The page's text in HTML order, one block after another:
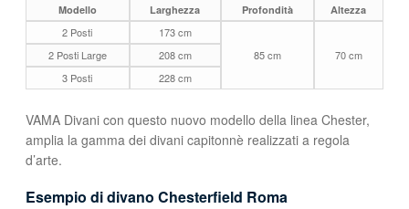
Modello Larghezza Profondità Altezza
2 Posti
173 cm
85 cm
70 cm
2 Posti Large
208 cm
3 Posti
228 cm
VAMA Divani con questo nuovo modello della linea Chester,
amplia la gamma dei divani capitonnè realizzati a regola
d’arte.
Esempio di divano Chesterfield Roma